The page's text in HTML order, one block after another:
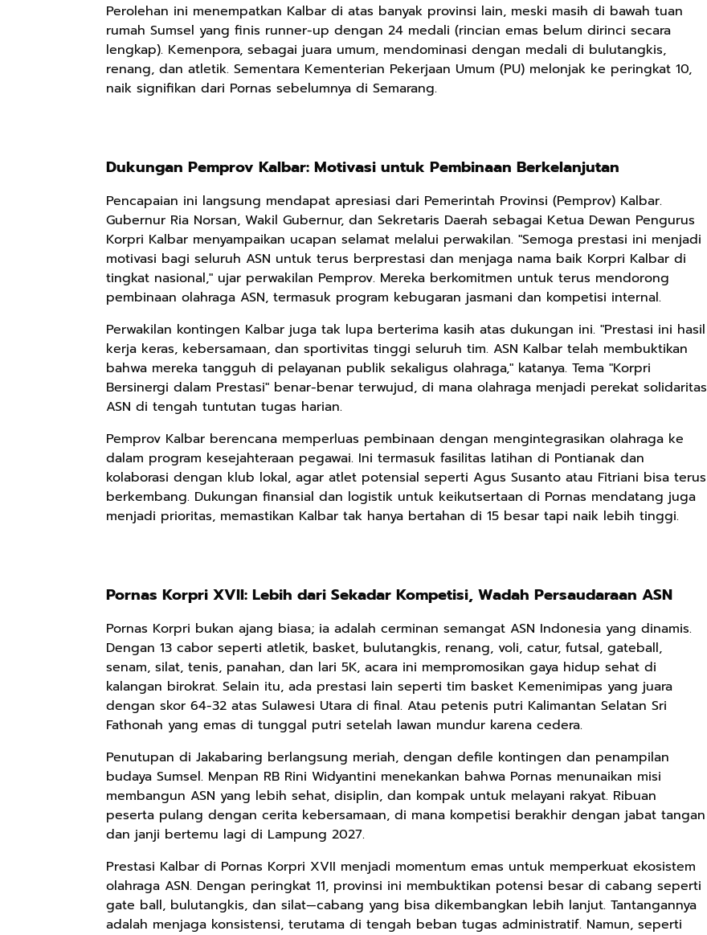
Perolehan ini menempatkan Kalbar di atas banyak provinsi lain, meski masih di bawah tuan
rumah Sumsel yang finis runner-up dengan 24 medali (rincian emas belum dirinci secara
lengkap). Kemenpora, sebagai juara umum, mendominasi dengan medali di bulutangkis,
renang, dan atletik. Sementara Kementerian Pekerjaan Umum (PU) melonjak ke peringkat 10,
naik signifikan dari Pornas sebelumnya di Semarang.
Dukungan Pemprov Kalbar: Motivasi untuk Pembinaan Berkelanjutan
Pencapaian ini langsung mendapat apresiasi dari Pemerintah Provinsi (Pemprov) Kalbar.
Gubernur Ria Norsan, Wakil Gubernur, dan Sekretaris Daerah sebagai Ketua Dewan Pengurus
Korpri Kalbar menyampaikan ucapan selamat melalui perwakilan. "Semoga prestasi ini menjadi
motivasi bagi seluruh ASN untuk terus berprestasi dan menjaga nama baik Korpri Kalbar di
tingkat nasional," ujar perwakilan Pemprov. Mereka berkomitmen untuk terus mendorong
pembinaan olahraga ASN, termasuk program kebugaran jasmani dan kompetisi internal.
Perwakilan kontingen Kalbar juga tak lupa berterima kasih atas dukungan ini. "Prestasi ini hasil
kerja keras, kebersamaan, dan sportivitas tinggi seluruh tim. ASN Kalbar telah membuktikan
bahwa mereka tangguh di pelayanan publik sekaligus olahraga," katanya. Tema "Korpri
Bersinergi dalam Prestasi" benar-benar terwujud, di mana olahraga menjadi perekat solidaritas
ASN di tengah tuntutan tugas harian.
Pemprov Kalbar berencana memperluas pembinaan dengan mengintegrasikan olahraga ke
dalam program kesejahteraan pegawai. Ini termasuk fasilitas latihan di Pontianak dan
kolaborasi dengan klub lokal, agar atlet potensial seperti Agus Susanto atau Fitriani bisa terus
berkembang. Dukungan finansial dan logistik untuk keikutsertaan di Pornas mendatang juga
menjadi prioritas, memastikan Kalbar tak hanya bertahan di 15 besar tapi naik lebih tinggi.
Pornas Korpri XVII: Lebih dari Sekadar Kompetisi, Wadah Persaudaraan ASN
Pornas Korpri bukan ajang biasa; ia adalah cerminan semangat ASN Indonesia yang dinamis.
Dengan 13 cabor seperti atletik, basket, bulutangkis, renang, voli, catur, futsal, gateball,
senam, silat, tenis, panahan, dan lari 5K, acara ini mempromosikan gaya hidup sehat di
kalangan birokrat. Selain itu, ada prestasi lain seperti tim basket Kemenimipas yang juara
dengan skor 64-32 atas Sulawesi Utara di final. Atau petenis putri Kalimantan Selatan Sri
Fathonah yang emas di tunggal putri setelah lawan mundur karena cedera.
Penutupan di Jakabaring berlangsung meriah, dengan defile kontingen dan penampilan
budaya Sumsel. Menpan RB Rini Widyantini menekankan bahwa Pornas menunaikan misi
membangun ASN yang lebih sehat, disiplin, dan kompak untuk melayani rakyat. Ribuan
peserta pulang dengan cerita kebersamaan, di mana kompetisi berakhir dengan jabat tangan
dan janji bertemu lagi di Lampung 2027.
Prestasi Kalbar di Pornas Korpri XVII menjadi momentum emas untuk memperkuat ekosistem
olahraga ASN. Dengan peringkat 11, provinsi ini membuktikan potensi besar di cabang seperti
gate ball, bulutangkis, dan silat—cabang yang bisa dikembangkan lebih lanjut. Tantangannya
adalah menjaga konsistensi, terutama di tengah beban tugas administratif. Namun, seperti
Mencuccini, C.P
di Kalimantan
Rp149.450
Ebook 100 Anak
Tambang
Indonesia box
Rp98.049
Ebook The
Forest Therapy
ala Dayak:
Rp2.999.000
Lukisan Sri
Hamengkubowono
I dari Kopi Karya
Rudi Winarso
Anyarmart
Rp2.999.000
Lukisan Sri
Hamengkubowono
X dari Kopi
Karya Rudi
Winarso
Anyarmart
Rp2.989.000
Lukisan Sri
Hamengkubowono
II dari Kopi
Karya Rudi
Winarso
Shopee
Rp158.000
Kaos Dayak Unik
Motif Gigi
Taring Ukuran M
Shopee
Rp158.000
Kaos Sastra
Borneo All Size
Tema
Tembawang
Anyarmart